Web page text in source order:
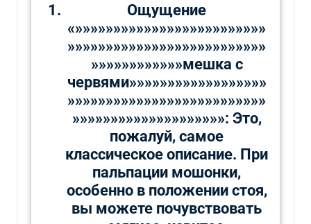
Ощущение
«»»»»»»»»»»»»»»»»»»»»»»»»»
»»»»»»»»»»»»»»»»»»»»»»»»»»
»»»»»»»»»»»»мешка с
червями»»»»»»»»»»»»»»»»»»
»»»»»»»»»»»»»»»»»»»»»»»»»»
»»»»»»»»»»»»»»»»»»»»: Это,
пожалуй, самое
классическое описание. При
пальпации мошонки,
особенно в положении стоя,
вы можете почувствовать